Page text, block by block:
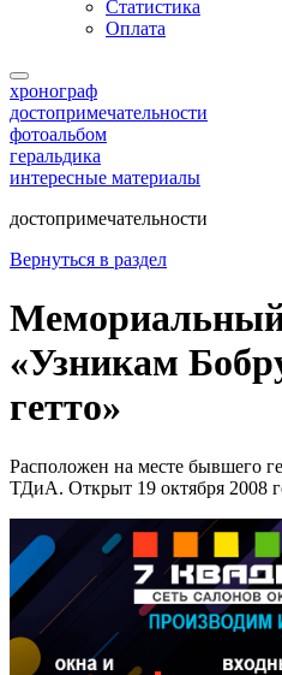
Статистика
Оплата
хронограф
достопримечательности
фотоальбом
геральдика
интересные материалы
достопримечательности
Вернуться в раздел
«Узникам
гетто»
Расположен на месте бывшего
ТДиА. Открыт 19 октября 2008